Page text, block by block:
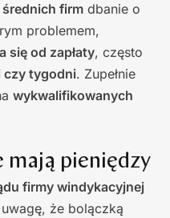
średnich firm dbanie o
problemem,
się od zapłaty, często
czy tygodni. Zupełnie
wykwalifikowanych
mają pieniędzy
firmy windykacyjnej
że bolączką